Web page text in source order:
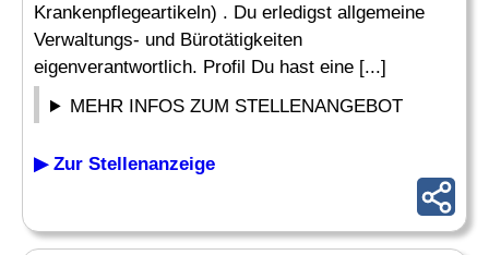
Krankenpflegeartikeln) . Du erledigst allgemeine
Verwaltungs- und Bürotätigkeiten
eigenverantwortlich. Profil Du hast eine [...]
MEHR INFOS ZUM STELLENANGEBOT
▶ Zur Stellenanzeige